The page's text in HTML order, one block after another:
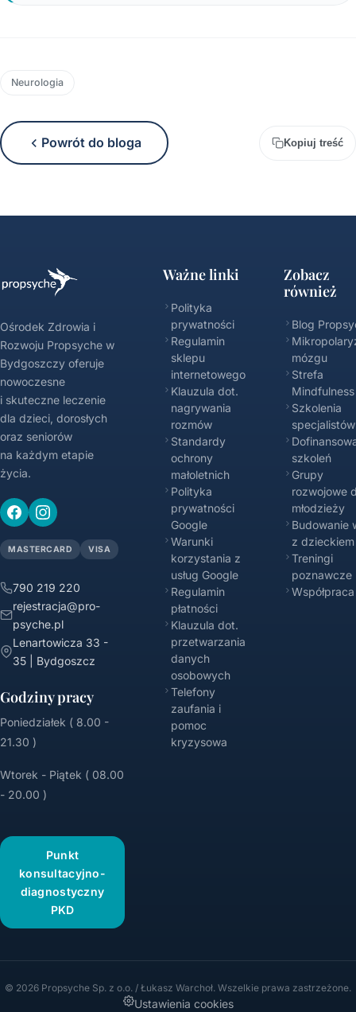
Neurologia
Powrót do bloga Kopiuj treść
Ośrodek Zdrowia i
Rozwoju Propsyche w
Bydgoszczy oferuje
nowoczesne
i skuteczne leczenie
dla dzieci, dorosłych
oraz seniorów
na każdym etapie
życia.
MASTERCARD VISA
790 219 220
rejestracja@pro-
psyche.pl
Lenartowicza 33 -
35 | Bydgoszcz
Godziny pracy
Poniedziałek ( 8.00 -
21.30 )
Wtorek - Piątek ( 08.00
- 20.00 )
Punkt
konsultacyjno-
diagnostyczny
PKD
Ważne linki
Polityka
prywatności
Regulamin
sklepu
internetowego
Klauzula dot.
nagrywania
rozmów
Standardy
ochrony
małoletnich
Polityka
prywatności
Google
Warunki
korzystania z
usług Google
Regulamin
płatności
Klauzula dot.
przetwarzania
danych
osobowych
Telefony
zaufania i
pomoc
kryzysowa
Zobacz
również
Blog
mózgu
Strefa
Mindfulness
Szkolenia
specjalistów
szkoleń
Grupy
rozwojowe
młodzieży
Budowanie
z dzieckiem
Treningi
poznawcze
Współpraca
© 2026 Propsyche Sp. z o.o. / Łukasz Warchoł. Wszelkie prawa zastrzeżone.
Ustawienia cookies